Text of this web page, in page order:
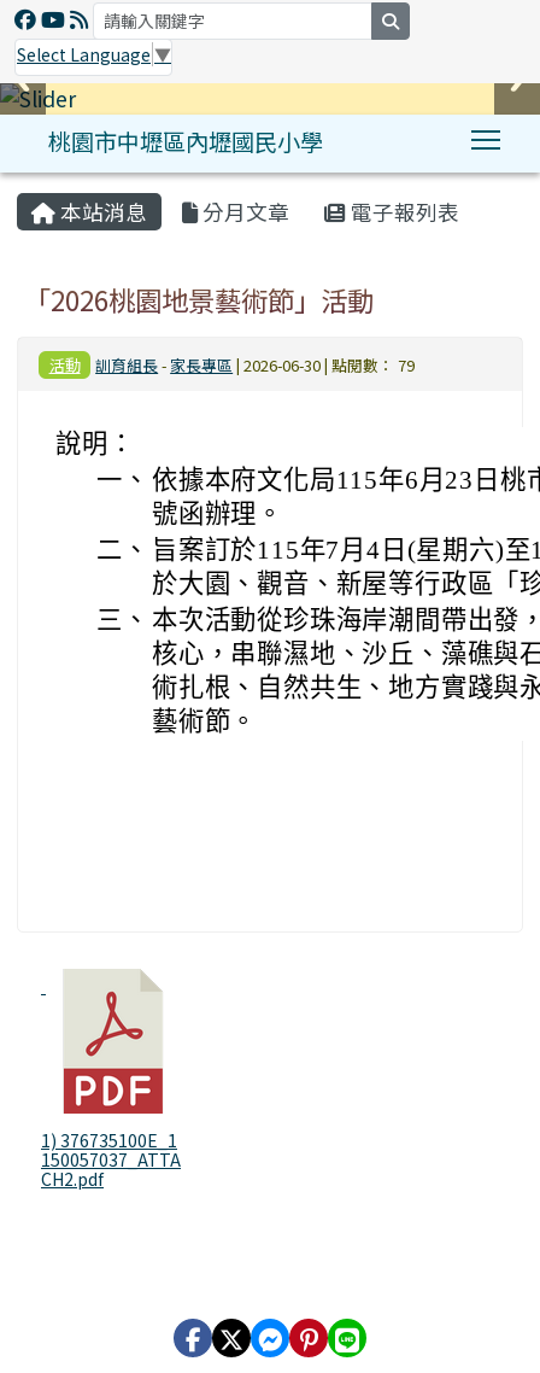
Select Language ▼
桃園市中壢區內壢國民小學
:::
本站消息 分月文章 電子報列表
「2026桃園地景藝術節」活動
活動 訓育組長- 家長專區 | 2026-06-30 | 點閱數： 79
說明：
一、 依據本府文化局115年6月23日桃
號函辦理。
二、 旨案訂於115年7月4日(星期六)
於大園、觀音、新屋等行政區「
三、 本次活動從珍珠海岸潮間帶出發
核心，串聯濕地、沙丘、藻礁與
術扎根、自然共生、地方實踐與
藝術節。
1) 376735100E_1
150057037_ATTA
CH2.pdf